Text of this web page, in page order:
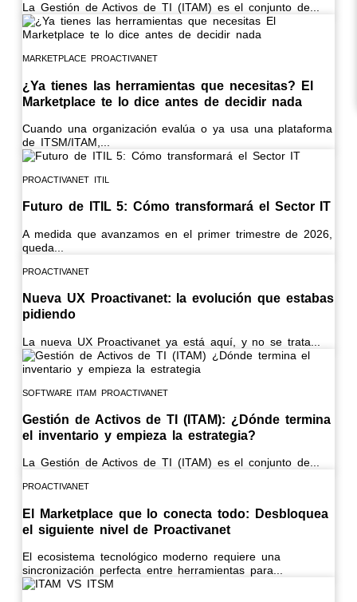
La Gestión de Activos de TI (ITAM) es el conjunto de...
MARKETPLACE PROACTIVANET
¿Ya tienes las herramientas que necesitas? El
Marketplace te lo dice antes de decidir nada
Cuando una organización evalúa o ya usa una plataforma
de ITSM/ITAM,...
PROACTIVANET ITIL
Futuro de ITIL 5: Cómo transformará el Sector IT
A medida que avanzamos en el primer trimestre de 2026,
queda...
PROACTIVANET
Nueva UX Proactivanet: la evolución que estabas
pidiendo
La nueva UX Proactivanet ya está aquí, y no se trata...
SOFTWARE ITAM PROACTIVANET
Gestión de Activos de TI (ITAM): ¿Dónde termina
el inventario y empieza la estrategia?
La Gestión de Activos de TI (ITAM) es el conjunto de...
PROACTIVANET
El Marketplace que lo conecta todo: Desbloquea
el siguiente nivel de Proactivanet
El ecosistema tecnológico moderno requiere una
sincronización perfecta entre herramientas para...